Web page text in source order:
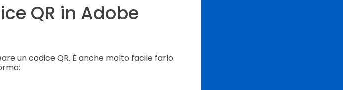
QR in Adobe
un codice QR. È anche molto facile farlo.